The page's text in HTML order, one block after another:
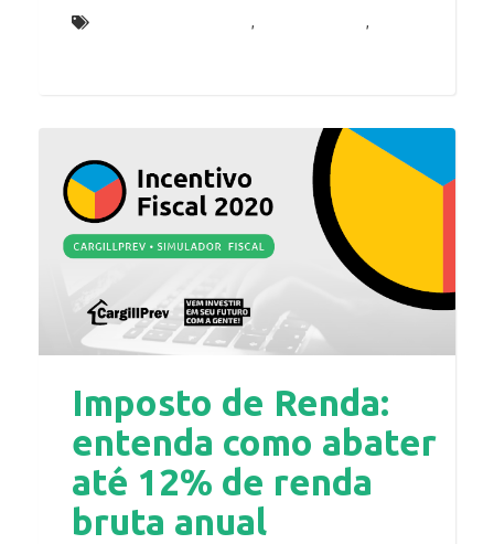
Imposto de Renda:
entenda como abater
até 12% de renda
bruta anual